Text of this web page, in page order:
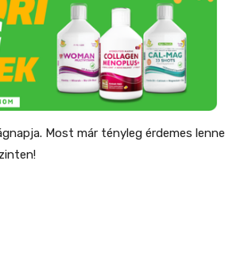
Most már tényleg érdemes lenne